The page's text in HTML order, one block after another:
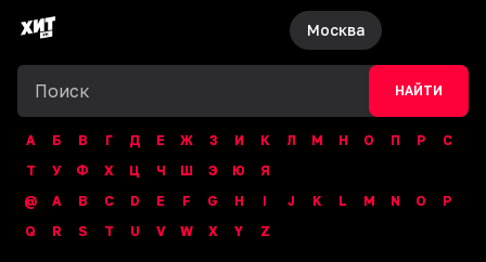
Москва
НАЙТИ
А Б В Г Д Е Ж З И К Л М Н О П Р
С
Т
У Ф Х Ц Ч Ш Э Ю
Я
@
A B C D E F G H I J K L M N O
P
Q
R S T U V W X Y Z